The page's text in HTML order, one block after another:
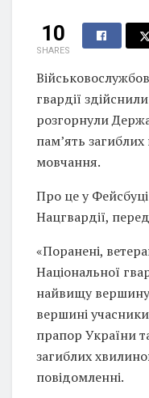
10
SHARES
гвардії
розгорнули
пам’ять
мовчання.
Про це у
Нацгвардії,
«Поранені,
Національної
найвищу
вершині
прапор України
загиблих
повідомленні.